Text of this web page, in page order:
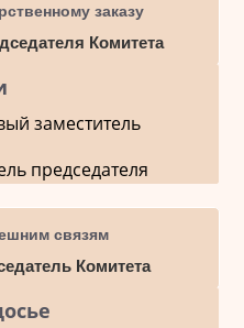
заказу
Комитета
заместитель
председателя
связям
Комитета